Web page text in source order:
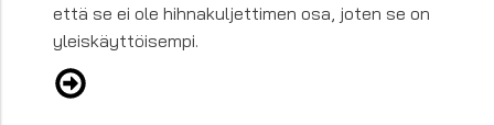
että se ei ole hihnakuljettimen osa, joten se on
yleiskäyttöisempi.